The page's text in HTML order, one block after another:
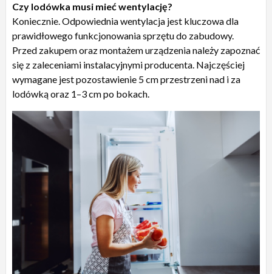
Czy lodówka musi mieć wentylację?
Koniecznie. Odpowiednia wentylacja jest kluczowa dla
prawidłowego funkcjonowania sprzętu do zabudowy.
Przed zakupem oraz montażem urządzenia należy zapoznać
się z zaleceniami instalacyjnymi producenta. Najczęściej
wymagane jest pozostawienie 5 cm przestrzeni nad i za
lodówką oraz 1–3 cm po bokach.